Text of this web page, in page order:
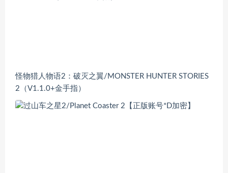
怪物猎人物语2：破灭之翼/MONSTER HUNTER STORIES
2（V1.1.0+金手指）